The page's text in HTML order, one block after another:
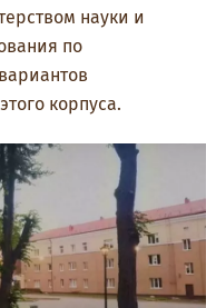
науки и
по
корпуса.